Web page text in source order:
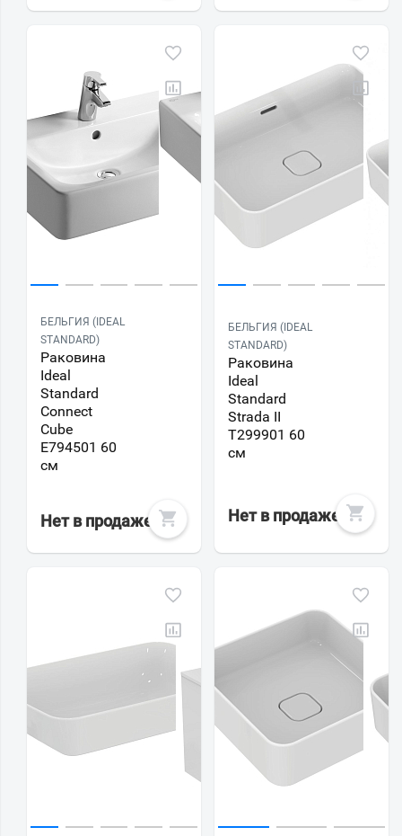
БЕЛЬГИЯ (IDEAL
STANDARD)
Раковина
Ideal
Standard
Connect
Cube
E794501 60
см
Нет в продаже
БЕЛЬГИЯ (IDEAL
STANDARD)
Раковина
Ideal
Standard
Strada II
T299901 60
см
Нет в продаже